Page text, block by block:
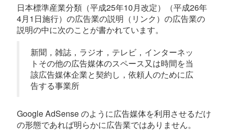
日本標準産業分類（平成25年10月改定）（平成26年
4月1日施行）の広告業の説明（リンク）の広告業の
説明の中に次のことが書かれています。
新聞，雑誌，ラジオ，テレビ，インターネッ
トその他の広告媒体のスペース又は時間を当
該広告媒体企業と契約し，依頼人のために広
告する事業所
Google AdSense のように広告媒体を利用させるだけ
の形態であれば明らかに広告業ではありません。